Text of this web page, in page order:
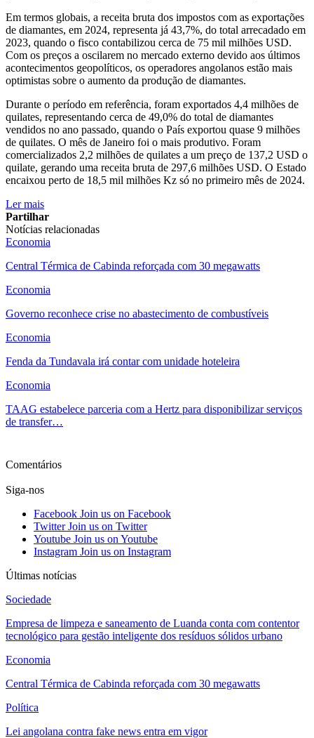
Em termos globais, a receita bruta dos impostos com as exportações
de diamantes, em 2024, representa já 43,7%, do total arrecadado em
2023, quando o fisco contabilizou cerca de 75 mil milhões USD.
Com os preços a oscilarem no mercado externo devido aos últimos
acontecimentos geopolíticos, os operadores angolanos estão mais
optimistas sobre o aumento da produção de diamantes.
Durante o período em referência, foram exportados 4,4 milhões de
quilates, representando cerca de 49,0% do total de diamantes
vendidos no ano passado, quando o País exportou quase 9 milhões
de quilates. O mês de Janeiro foi o mais produtivo. Foram
comercializados 2,2 milhões de quilates a um preço de 137,2 USD o
quilate, gerando uma receita bruta de 297,6 milhões USD. O Estado
encaixou perto de 18,5 mil milhões Kz só no primeiro mês de 2024.
Ler mais
Partilhar
Notícias relacionadas
Economia
Central Térmica de Cabinda reforçada com 30 megawatts
Economia
Governo reconhece crise no abastecimento de combustíveis
Economia
Fenda da Tundavala irá contar com unidade hoteleira
Economia
TAAG estabelece parceria com a Hertz para disponibilizar serviços
de transfer…
Comentários
Siga-nos
Facebook Join us on Facebook
Twitter Join us on Twitter
Youtube Join us on Youtube
Instagram Join us on Instagram
Últimas notícias
Sociedade
Empresa de limpeza e saneamento de Luanda conta com contentor
tecnológico para gestão inteligente dos resíduos sólidos urbano
Economia
Central Térmica de Cabinda reforçada com 30 megawatts
Política
Lei angolana contra fake news entra em vigor